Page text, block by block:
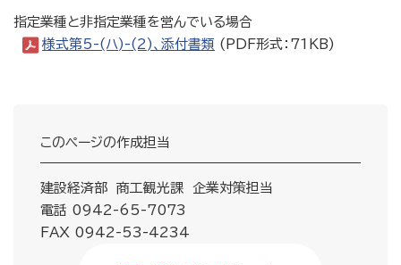
指定業種と非指定業種を営んでいる場合
様式第5-(ハ)-(2)、添付書類 (PDF形式：71KB)
このページの作成担当
建設経済部 商工観光課 企業対策担当
電話 0942-65-7073
FAX 0942-53-4234